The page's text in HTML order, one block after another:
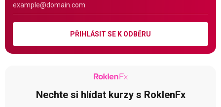
PŘIHLÁSIT SE K ODBĚRU
Nechte si hlídat kurzy s RoklenFx